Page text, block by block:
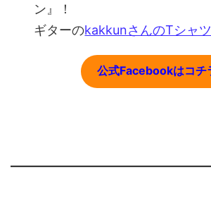
ン』！
ギターのkakkunさんのTシャツ
公式Facebookはコチ